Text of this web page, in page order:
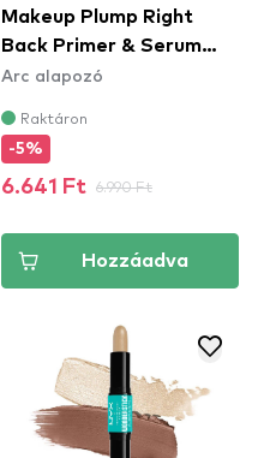
Makeup Plump Right
Back Primer & Serum
(PLPRSB)
Arc alapozó
Raktáron
-5%
6.641 Ft 6.990 Ft
Hozzáadva